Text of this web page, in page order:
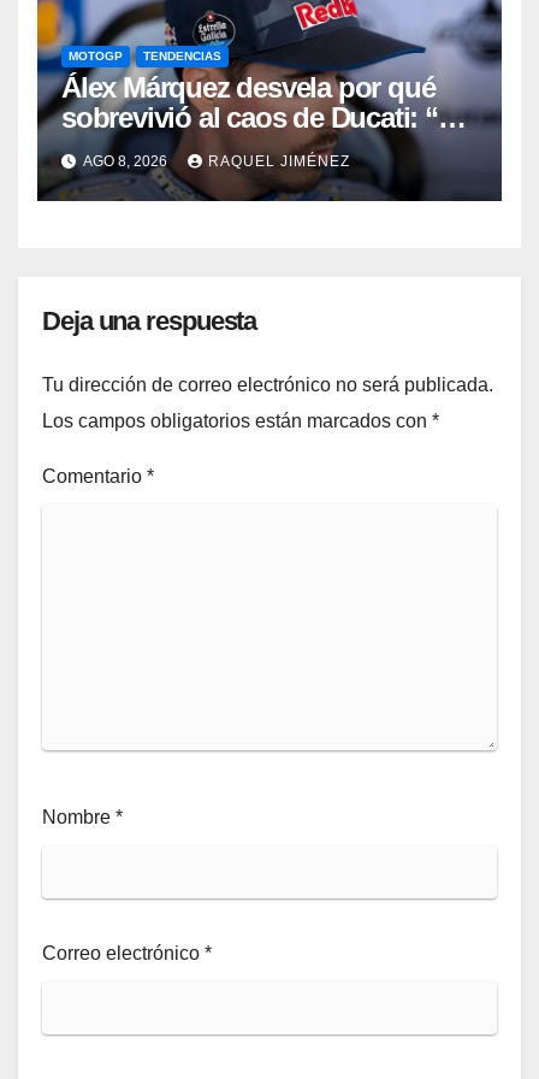
MOTOGP TENDENCIAS
Álex Márquez desvela por qué
sobrevivió al caos de Ducati: “No
sé cómo acabé siendo el mejor”
AGO 8, 2026 RAQUEL JIMÉNEZ
Deja una respuesta
Tu dirección de correo electrónico no será publicada.
Los campos obligatorios están marcados con *
Comentario *
Nombre *
Correo electrónico *